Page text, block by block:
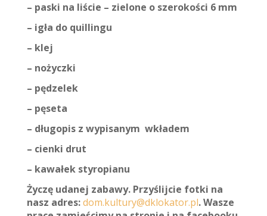
– paski na liście – zielone o szerokości 6 mm
– igła do quillingu
– klej
– nożyczki
– pędzelek
– pęseta
– długopis z wypisanym wkładem
– cienki drut
– kawałek styropianu
Życzę udanej zabawy. Przyślijcie fotki na
nasz adres:dom.kultury@dklokator.pl. Wasze